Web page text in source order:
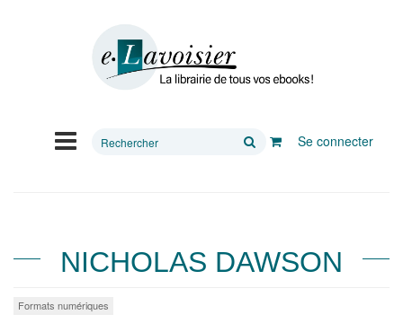
Rechercher
Se connecter
NICHOLAS DAWSON
Formats numériques